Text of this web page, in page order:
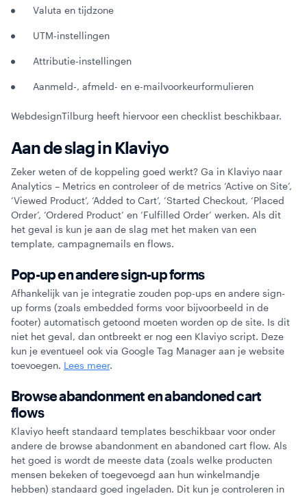
Valuta en tijdzone
UTM-instellingen
Attributie-instellingen
Aanmeld-, afmeld- en e-mailvoorkeurformulieren
WebdesignTilburg heeft hiervoor een checklist beschikbaar.
Aan de slag in Klaviyo
Zeker weten of de koppeling goed werkt? Ga in Klaviyo naar
Analytics – Metrics en controleer of de metrics ‘Active on Site’,
‘Viewed Product’, ‘Added to Cart’, ‘Started Checkout, ‘Placed
Order’, ‘Ordered Product’ en ‘Fulfilled Order’ werken. Als dit
het geval is kun je aan de slag met het maken van een
template, campagnemails en flows.
Pop-up en andere sign-up forms
Afhankelijk van je integratie zouden pop-ups en andere sign-
up forms (zoals embedded forms voor bijvoorbeeld in de
footer) automatisch getoond moeten worden op de site. Is dit
niet het geval, dan ontbreekt er nog een Klaviyo script. Deze
kun je eventueel ook via Google Tag Manager aan je website
toevoegen. Lees meer.
Browse abandonment en abandoned cart
flows
Klaviyo heeft standaard templates beschikbaar voor onder
andere de browse abandonment en abandoned cart flow. Als
het goed is wordt de meeste data (zoals welke producten
mensen bekeken of toegevoegd aan hun winkelmandje
hebben) standaard goed ingeladen. Dit kun je controleren in